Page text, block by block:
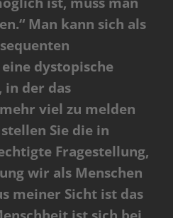
Man kann sich als
dystopische
der das
viel zu melden
Sie die in
Fragestellung,
wir als Menschen
meiner Sicht ist das